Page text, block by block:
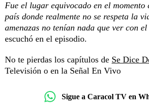
Fue el lugar equivocado en el momento
país donde realmente no se respeta la
amenazas no tenían nada que ver con
escuchó en el episodio.
No te pierdas los capítulos de Se Dice
Televisión o en la Señal En Vivo
Sigue a Caracol TV en